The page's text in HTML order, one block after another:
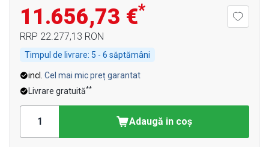
11.656,73 €*
RRP 22.277,13 RON
Timpul de livrare: 5 - 6 săptămâni
incl. Cel mai mic preț garantat
Livrare gratuită**
Adaugă in coş